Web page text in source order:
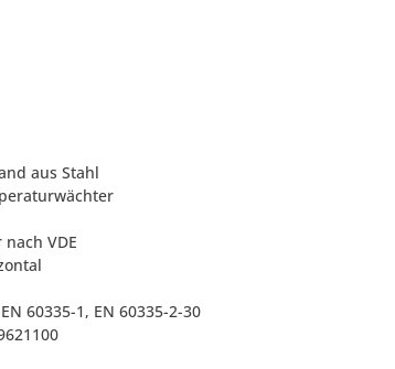
aus Stahl
VDE
60335-1, EN 60335-2-30